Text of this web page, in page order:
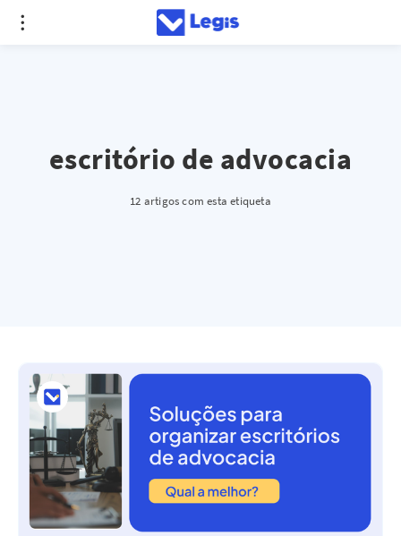
escritório de advocacia
12 artigos com esta etiqueta